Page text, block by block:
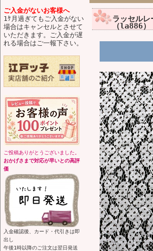
ご入金がないお客様へ
1ｹ月過ぎてもご入金がない
場合はキャンセルとさせて
いただきます。ご入金が遅
れる場合はご一報下さい。
ご投稿ありがとうございました。
おかげさまで対応が早いとの高評
価
入金確認後、カード・代引きは即
出し
午後1時以降のご注文は翌日発送
ラッセル
（la886）